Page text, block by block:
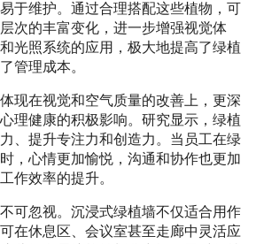
于维护。通过合理搭配这些植物，可
次的丰富变化，进一步增强视觉体
光照系统的应用，极大地提高了绿植
管理成本。
现在视觉和空气质量的改善上，更深
理健康的积极影响。研究显示，绿植
、提升专注力和创造力。当员工在绿
，心情更加愉悦，沟通和协作也更加
作效率的提升。
可忽视。沉浸式绿植墙不仅适合用作
在休息区、会议室甚至走廊中灵活应